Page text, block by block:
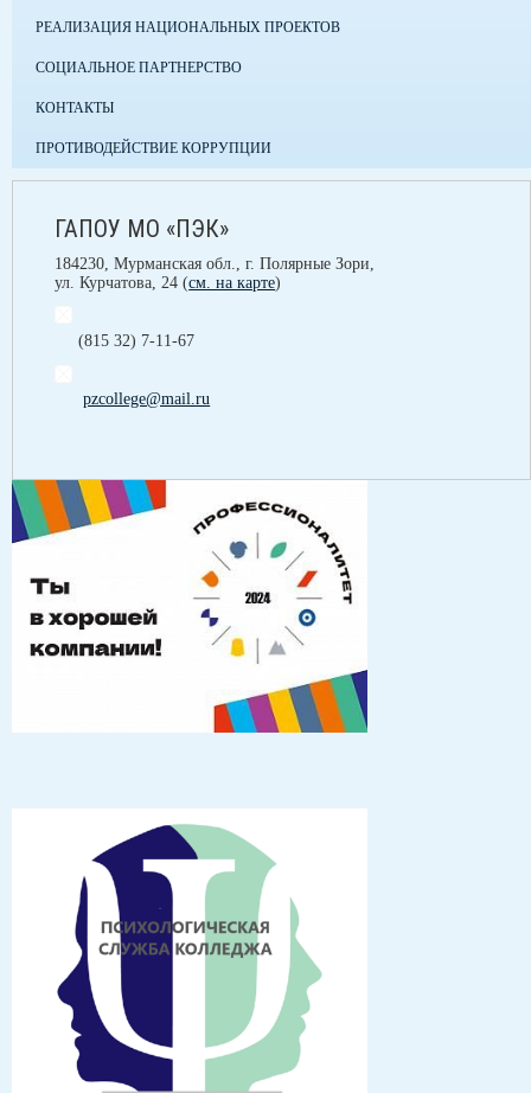
РЕАЛИЗАЦИЯ НАЦИОНАЛЬНЫХ ПРОЕКТОВ
СОЦИАЛЬНОЕ ПАРТНЕРСТВО
КОНТАКТЫ
ПРОТИВОДЕЙСТВИЕ КОРРУПЦИИ
ГАПОУ МО «ПЭК»
184230, Мурманская обл., г. Полярные Зори,
ул. Курчатова, 24 (см. на карте)
(815 32) 7-11-67
pzcollege@mail.ru